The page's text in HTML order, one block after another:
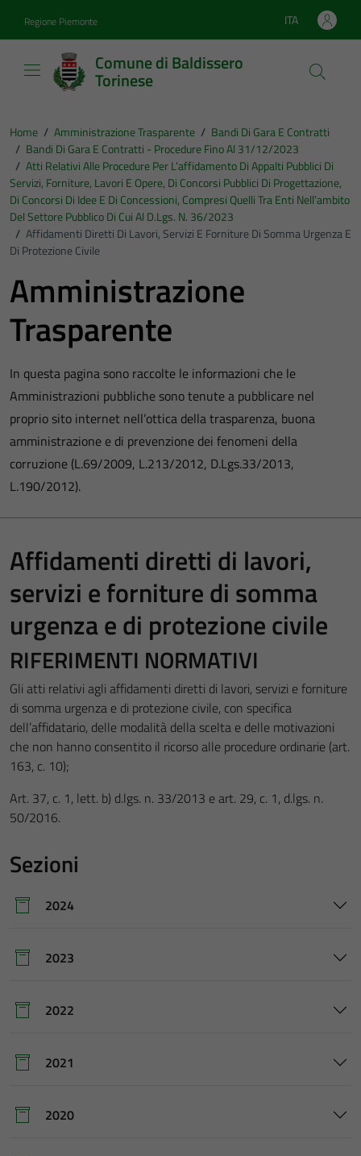
Regione Piemonte Lingua attiva:
ITA
Comune di Baldissero
Torinese
Home / Amministrazione Trasparente / Bandi Di Gara E Contratti
/ Bandi Di Gara E Contratti - Procedure Fino Al 31/12/2023
/ Atti Relativi Alle Procedure Per L’affidamento Di Appalti Pubblici Di
Servizi, Forniture, Lavori E Opere, Di Concorsi Pubblici Di Progettazione,
Di Concorsi Di Idee E Di Concessioni, Compresi Quelli Tra Enti Nell’ambito
Del Settore Pubblico Di Cui Al D.Lgs. N. 36/2023
/ Affidamenti Diretti Di Lavori, Servizi E Forniture Di Somma Urgenza E
Di Protezione Civile
Amministrazione
Trasparente
In questa pagina sono raccolte le informazioni che le
Amministrazioni pubbliche sono tenute a pubblicare nel
proprio sito internet nell’ottica della trasparenza, buona
amministrazione e di prevenzione dei fenomeni della
corruzione (L.69/2009, L.213/2012, D.Lgs.33/2013,
L.190/2012).
Affidamenti diretti di lavori,
servizi e forniture di somma
urgenza e di protezione civile
RIFERIMENTI NORMATIVI
Gli atti relativi agli affidamenti diretti di lavori, servizi e forniture
di somma urgenza e di protezione civile, con specifica
dell’affidatario, delle modalità della scelta e delle motivazioni
che non hanno consentito il ricorso alle procedure ordinarie (art.
163, c. 10);
Art. 37, c. 1, lett. b) d.lgs. n. 33/2013 e art. 29, c. 1, d.lgs. n.
50/2016.
Sezioni
2024
2023
2022
2021
2020